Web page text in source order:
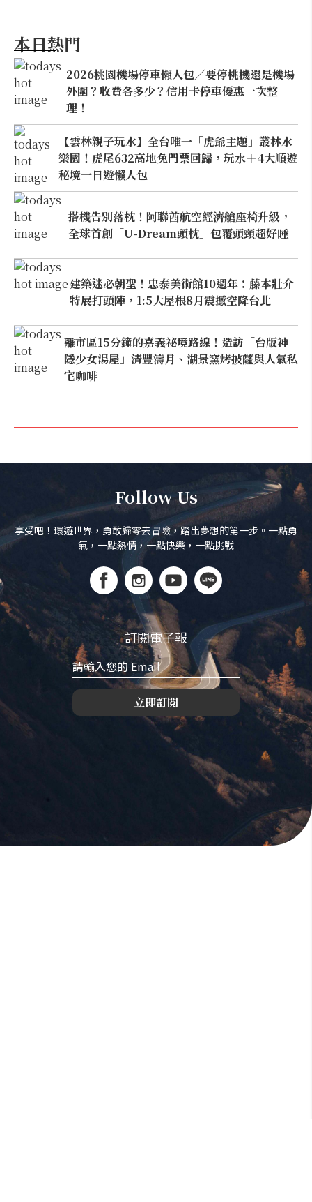
本日熱門
2026桃園機場停車懶人包／要停桃機還是機場
外圍？收費各多少？信用卡停車優惠一次整
理！
【雲林親子玩水】全台唯一「虎爺主題」叢林水
樂園！虎尾632高地免門票回歸，玩水＋4大順遊
秘境一日遊懶人包
搭機告別落枕！阿聯酋航空經濟艙座椅升級，
全球首創「U-Dream頭枕」包覆頭頸超好睡
建築迷必朝聖！忠泰美術館10週年：藤本壯介
特展打頭陣，1:5大屋根8月震撼空降台北
離市區15分鐘的嘉義祕境路線！造訪「台版神
隱少女湯屋」清豐濤月、湖景窯烤披薩與人氣私
宅咖啡
Follow Us
享受吧！環遊世界，勇敢歸零去冒險，踏出夢想的第一步。一點勇
氣，一點熱情，一點快樂，一點挑戰
訂閱電子報
立即訂閱